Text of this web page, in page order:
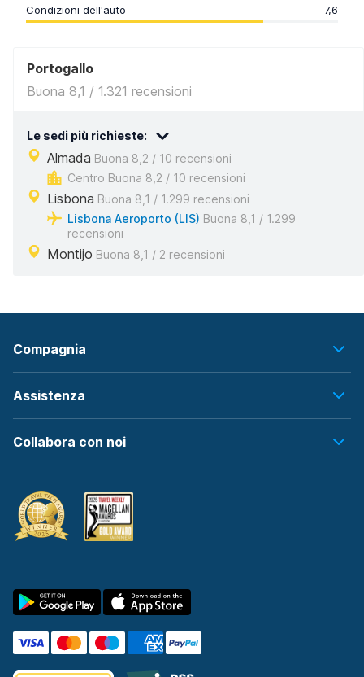
Condizioni dell'auto 7,6
Portogallo
Buona 8,1 / 1.321 recensioni
Le sedi più richieste:
Almada Buona 8,2 / 10 recensioni
Centro Buona 8,2 / 10 recensioni
Lisbona Buona 8,1 / 1.299 recensioni
Lisbona Aeroporto (LIS) Buona 8,1 / 1.299
recensioni
Montijo Buona 8,1 / 2 recensioni
Compagnia
Assistenza
Collabora con noi